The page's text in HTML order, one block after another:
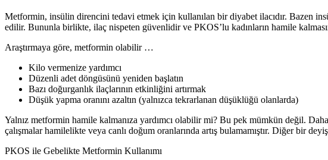
Metformin, insülin direncini tedavi etmek için kullanılan bir diyabet ilacıdır. Bazen
edilir. Bununla birlikte, ilaç nispeten güvenlidir ve PKOS’lu kadınların hamile
Araştırmaya göre, metformin olabilir …
Kilo vermenize yardımcı
Düzenli adet döngüsünü yeniden başlatın
Bazı doğurganlık ilaçlarının etkinliğini artırmak
Düşük yapma oranını azaltın (yalnızca tekrarlanan düşüklüğü olanlarda)
Yalnız metformin hamile kalmanıza yardımcı olabilir mi? Bu pek mümkün değil.
çalışmalar hamilelikte veya canlı doğum oranlarında artış bulamamıştır. Diğer bir
PKOS ile Gebelikte Metformin Kullanımı